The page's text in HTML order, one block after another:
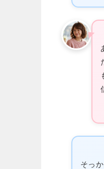
そっ